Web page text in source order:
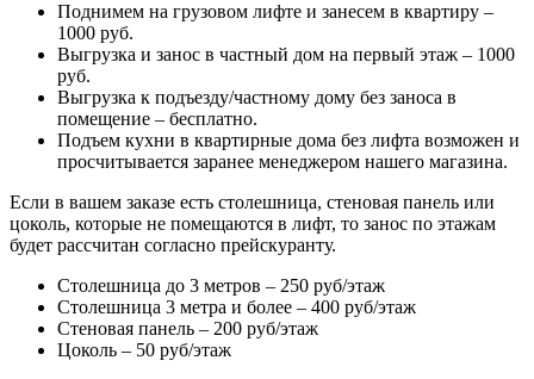
Поднимем на грузовом лифте и занесем в квартиру –
1000 руб.
Выгрузка и занос в частный дом на первый этаж – 1000
руб.
Выгрузка к подъезду/частному дому без заноса в
помещение – бесплатно.
Подъем кухни в квартирные дома без лифта возможен и
просчитывается заранее менеджером нашего магазина.
Если в вашем заказе есть столешница, стеновая панель или
цоколь, которые не помещаются в лифт, то занос по этажам
будет рассчитан согласно прейскуранту.
Столешница до 3 метров – 250 руб/этаж
Столешница 3 метра и более – 400 руб/этаж
Стеновая панель – 200 руб/этаж
Цоколь – 50 руб/этаж